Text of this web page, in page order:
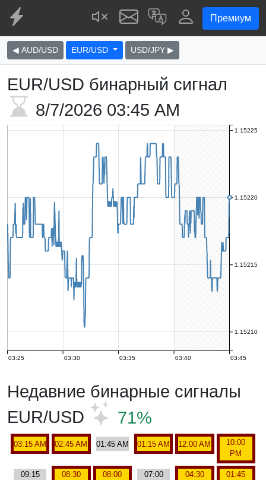
Премиум
◀ AUD/USD EUR/USD USD/JPY ▶
EUR/USD бинарный сигнал
8/7/2026 03:45 AM
03:25 03:30 03:35 03:40 03:45
1.15210
1.15215
1.15220
1.15225
Недавние бинарные сигналы
EUR/USD
71%
03:15 AM 02:45 AM 01:45 AM 01:15 AM 12:00 AM
10:00
PM
09:15
08:30
08:00
07:00
04:30
01:45